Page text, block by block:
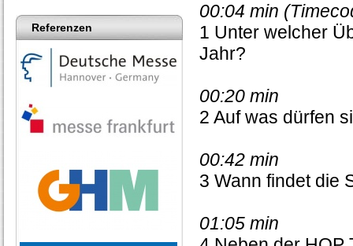
Referenzen
00:04 min
1 Unter welcher
Jahr?
00:20 min
2 Auf was dürfen
00:42 min
3 Wann findet die
01:05 min